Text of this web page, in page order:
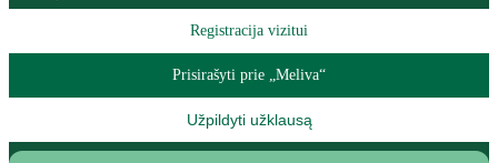
Registracija vizitui
Prisirašyti prie „Meliva“
Užpildyti užklausą